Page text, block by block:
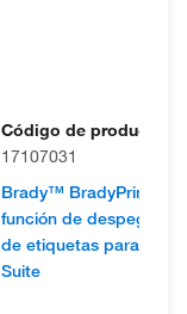
Código de producto
17107031
Brady™ BradyPrinter
función de despegado
de etiquetas para
Suite